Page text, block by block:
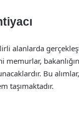
alanlarda
memurlar,
Bu
taşımaktadır.